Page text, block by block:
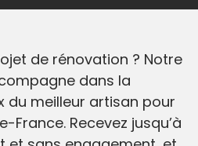
de rénovation ? Notre
dans la
du meilleur artisan pour
Recevez jusqu’à